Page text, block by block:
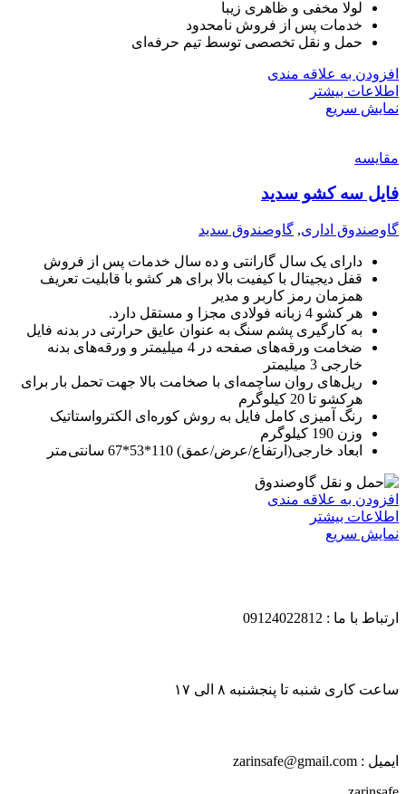
لولا مخفی و ظاهری زیبا
خدمات پس از فروش نامحدود
حمل و نقل تخصصی توسط تیم حرفه‌ای
افزودن به علاقه مندی
اطلاعات بیشتر
نمایش سریع
مقايسه
فایل سه کشو سدید
گاوصندوق اداری, گاوصندوق سدید
دارای یک سال گارانتی و ده سال خدمات پس از فروش
قفل دیجیتال با کیفیت بالا برای هر کشو با قابلیت تعریف
همزمان رمز کاربر و مدیر
هر کشو 4 زبانه فولادی مجزا و مستقل دارد.
به کارگیری پشم سنگ به عنوان عایق حرارتی در بدنه فایل
ضخامت ورقه‌های صفحه در 4 میلیمتر و ورقه‌های بدنه
خارجی 3 میلیمتر
ریل‌های روان ساچمه‌ای با صخامت بالا جهت تحمل بار برای
هرکشو تا 20 کیلوگرم
رنگ آمیزی کامل فایل به روش کوره‌ای الکترواستاتیک
وزن 190 کیلوگرم
ابعاد خارجی(ارتفاع/عرض/عمق) 110*53*67 سانتی‌متر
افزودن به علاقه مندی
اطلاعات بیشتر
نمایش سریع
ارتباط با ما : 09124022812
ساعت کاری شنبه تا پنجشنبه ۸ الی ۱۷
ایمیل : zarinsafe@gmail.com